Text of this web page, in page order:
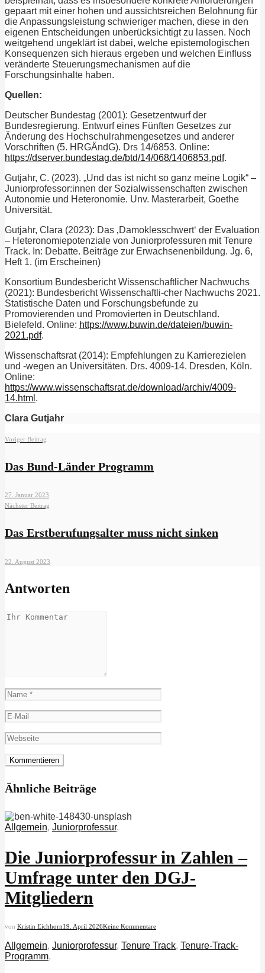
gepaart mit einer hohen und aussichtsreichen Belohnung für
die Anpassungsleistung schwieriger machen, diese in den
eigenen Entscheidungen unberücksichtigt zu lassen. Noch
weitgehend ungeklärt ist dabei, welche epistemologischen
Konsequenzen sich hieraus ergeben und welchen Einfluss
veränderte Steuerungsmechanismen auf die
Forschungsinhalte haben.
Quellen:
Deutscher Bundestag (2001): Gesetzentwurf der
Bundesregierung. Entwurf eines Fünften Gesetzes zur
Änderung des Hochschulrahmengesetzes und anderer
Vorschriften (5. HRGÄndG). Drs 14/6853. Online:
https://dserver.bundestag.de/btd/14/068/1406853.pdf.
Gutjahr, C. (2023). „Und das ist nicht so ganz meine Logik“ –
Juniorprofessor:innen der Sozialwissenschaften zwischen
Autonomie und Heteronomie. Unv. Masterarbeit, Goethe
Universität.
Gutjahr, Clara (2023): Das ‚Damoklesschwert‘ der Evaluation
– Heteronomiepotenziale von Juniorprofessuren mit Tenure
Track. In: Debatte. Beiträge zur Erwachsenenbildung. Jg. 6,
Heft 1. (im Erscheinen)
Konsortium Bundesbericht Wissenschaftlicher Nachwuchs
(2021): Bundesbericht Wissenschaftli-cher Nachwuchs 2021.
Statistische Daten und Forschungsbefunde zu
Promovierenden und Promovierten in Deutschland.
Bielefeld. Online: https://www.buwin.de/dateien/buwin-
2021.pdf.
Wissenschaftsrat (2014): Empfehlungen zu Karrierezielen
und -wegen an Universitäten. Drs. 4009-14. Dresden, Köln.
Online:
https://www.wissenschaftsrat.de/download/archiv/4009-
14.html .
Clara Gutjahr
Voriger Beitrag
Das Bund-Länder Programm
27. Januar 2023
Nächster Beitrag
Das Erstberufungsalter muss nicht sinken
22. August 2023
Antworten
Ähnliche Beiträge
Allgemein, Juniorprofessur,
Die Juniorprofessur in Zahlen –
Umfrage unter den DGJ-
Mitgliedern
von Kristin Eichhorn19. April 2026Keine Kommentare
Allgemein, Juniorprofessur, Tenure Track, Tenure-Track-
Programm,